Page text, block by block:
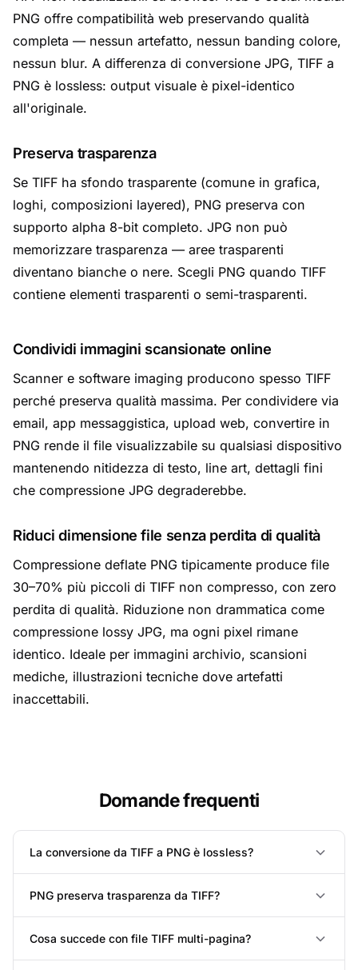
PNG offre compatibilità web preservando qualità
completa — nessun artefatto, nessun banding colore,
nessun blur. A differenza di conversione JPG, TIFF a
PNG è lossless: output visuale è pixel-identico
all'originale.
Preserva trasparenza
Se TIFF ha sfondo trasparente (comune in grafica,
loghi, composizioni layered), PNG preserva con
supporto alpha 8-bit completo. JPG non può
memorizzare trasparenza — aree trasparenti
diventano bianche o nere. Scegli PNG quando TIFF
contiene elementi trasparenti o semi-trasparenti.
Condividi immagini scansionate online
Scanner e software imaging producono spesso TIFF
perché preserva qualità massima. Per condividere via
email, app messaggistica, upload web, convertire in
PNG rende il file visualizzabile su qualsiasi dispositivo
mantenendo nitidezza di testo, line art, dettagli fini
che compressione JPG degraderebbe.
Riduci dimensione file senza perdita di qualità
Compressione deflate PNG tipicamente produce file
30–70% più piccoli di TIFF non compresso, con zero
perdita di qualità. Riduzione non drammatica come
compressione lossy JPG, ma ogni pixel rimane
identico. Ideale per immagini archivio, scansioni
mediche, illustrazioni tecniche dove artefatti
inaccettabili.
Domande frequenti
La conversione da TIFF a PNG è lossless?
PNG preserva trasparenza da TIFF?
Cosa succede con file TIFF multi-pagina?